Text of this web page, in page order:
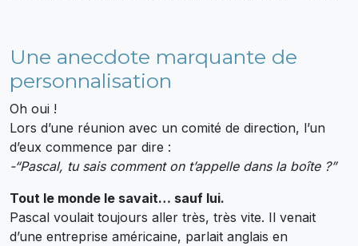
Une anecdote marquante de
personnalisation
Oh oui !
Lors d’une réunion avec un comité de direction, l’un
d’eux commence par dire :
-“Pascal, tu sais comment on t’appelle dans la boîte ?”
Tout le monde le savait… sauf lui.
Pascal voulait toujours aller très, très vite. Il venait
d’une entreprise américaine, parlait anglais en